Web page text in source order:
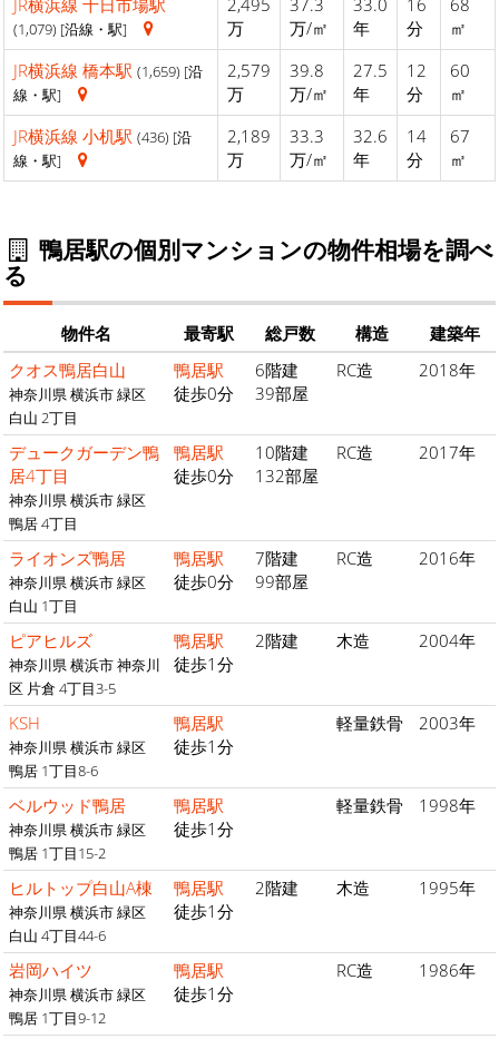
JR横浜線 十日市場駅
(1,079) [沿線・駅]
2,495
万
37.3
万/㎡
33.0
年
16
分
68
㎡
JR横浜線 橋本駅 (1,659) [沿
線・駅]
2,579
万
39.8
万/㎡
27.5
年
12
分
60
㎡
JR横浜線 小机駅 (436) [沿
線・駅]
2,189
万
33.3
万/㎡
32.6
年
14
分
67
㎡
鴨居駅の個別マンションの物件相場を調べ
る
物件名 最寄駅 総戸数 構造
建築年
クオス鴨居白山
神奈川県 横浜市 緑区
白山 2丁目
鴨居駅
徒歩0分
6階建
39部屋
RC造 2018年
デュークガーデン鴨
居4丁目
神奈川県 横浜市 緑区
鴨居 4丁目
鴨居駅
徒歩0分
10階建
132部屋
RC造 2017年
ライオンズ鴨居
神奈川県 横浜市 緑区
白山 1丁目
鴨居駅
徒歩0分
7階建
99部屋
RC造 2016年
ピアヒルズ
神奈川県 横浜市 神奈川
区 片倉 4丁目3-5
鴨居駅
徒歩1分
2階建 木造 2004年
KSH
神奈川県 横浜市 緑区
鴨居 1丁目8-6
鴨居駅
徒歩1分
軽量鉄骨 2003年
ベルウッド鴨居
神奈川県 横浜市 緑区
鴨居 1丁目15-2
鴨居駅
徒歩1分
軽量鉄骨 1998年
ヒルトップ白山A棟
神奈川県 横浜市 緑区
白山 4丁目44-6
鴨居駅
徒歩1分
2階建 木造 1995年
岩岡ハイツ
神奈川県 横浜市 緑区
鴨居 1丁目9-12
鴨居駅
徒歩1分
RC造 1986年